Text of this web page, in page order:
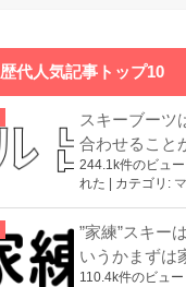
歴代人気記事トップ10
スキーブーツ
合わせること
244.1k件のビュー
れた
カテゴリ:
”家練”スキー
いうかまずは
110.4k件のビュー